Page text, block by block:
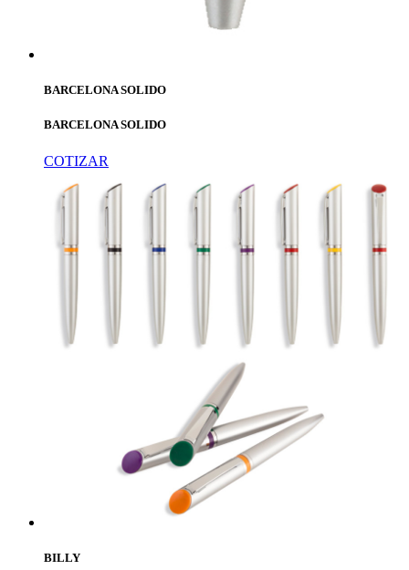
BARCELONA SOLIDO
BARCELONA SOLIDO
COTIZAR
BILLY